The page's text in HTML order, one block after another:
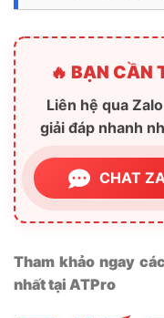
🔥 BẠN CẦN
Liên hệ qua
giải đáp nhanh
CHAT
Tham khảo ngay
nhất tại ATPro